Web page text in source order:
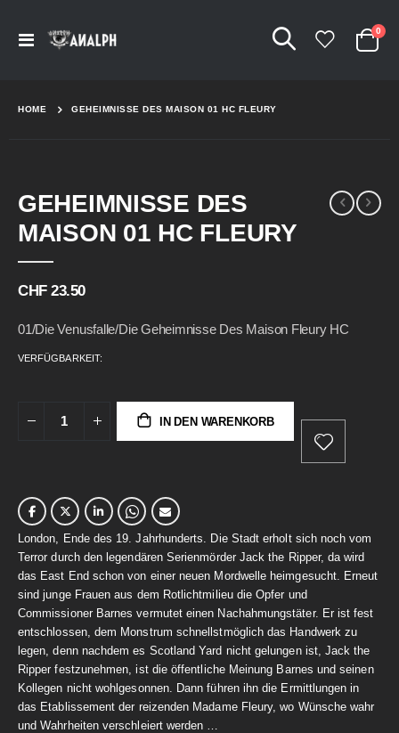
Navigation
Cart
0
HOME GEHEIMNISSE DES MAISON 01 HC FLEURY
GEHEIMNISSE DES
MAISON 01 HC FLEURY
CHF 23.50
01/Die Venusfalle/Die Geheimnisse Des Maison Fleury HC
VERFÜGBARKEIT:
IN DEN WARENKORB
London, Ende des 19. Jahrhunderts. Die Stadt erholt sich noch vom
Terror durch den legendären Serienmörder Jack the Ripper, da wird
das East End schon von einer neuen Mordwelle heimgesucht. Erneut
sind junge Frauen aus dem Rotlichtmilieu die Opfer und
Commissioner Barnes vermutet einen Nachahmungstäter. Er ist fest
entschlossen, dem Monstrum schnellstmöglich das Handwerk zu
legen, denn nachdem es Scotland Yard nicht gelungen ist, Jack the
Ripper festzunehmen, ist die öffentliche Meinung Barnes und seinen
Kollegen nicht wohlgesonnen. Dann führen ihn die Ermittlungen in
das Etablissement der reizenden Madame Fleury, wo Wünsche wahr
und Wahrheiten verschleiert werden …
to
the
end
images
to
the
beginning
images